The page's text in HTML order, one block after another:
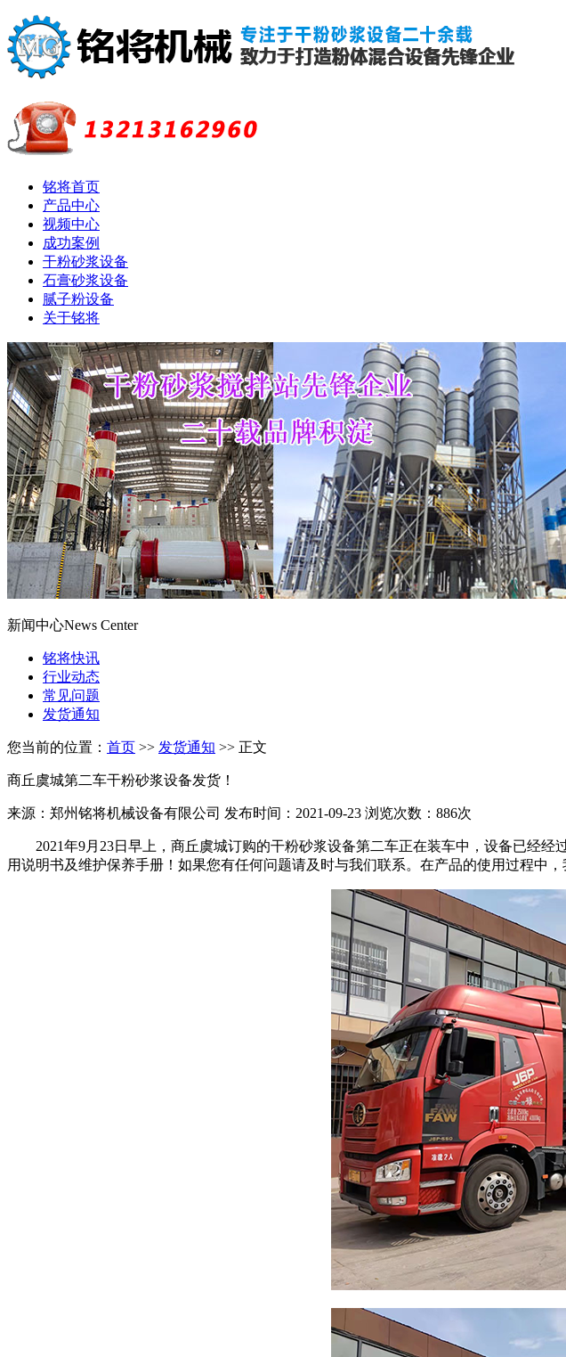
铭将首页
产品中心
视频中心
成功案例
干粉砂浆设备
石膏砂浆设备
腻子粉设备
关于铭将
新闻中心News Center
铭将快讯
行业动态
常见问题
发货通知
您当前的位置： 首页 >> 发货通知 >> 正文
商丘虞城第二车干粉砂浆设备发货！
来源：郑州铭将机械设备有限公司 发布时间：2021-09-23 浏览次数：886次
2021年9月23日早上，商丘虞城订购的干粉砂浆设备第二车正在装车中，设备已经经
用说明书及维护保养手册！如果您有任何问题请及时与我们联系。在产品的使用过程中